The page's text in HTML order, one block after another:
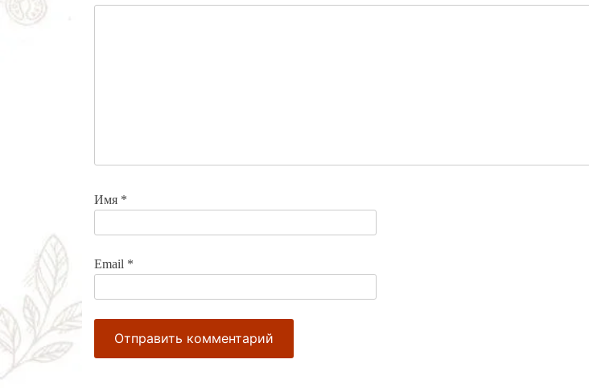
Имя *
Email *